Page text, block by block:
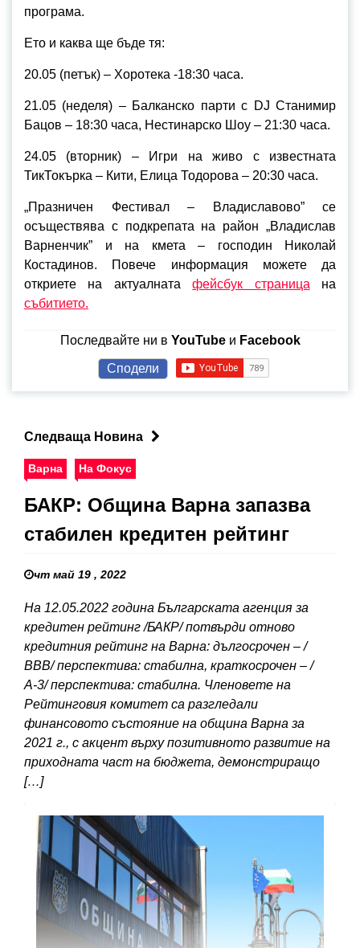
програма.
Ето и каква ще бъде тя:
20.05 (петък) – Хоротека -18:30 часа.
21.05 (неделя) – Балканско парти с DJ Станимир
Бацов – 18:30 часа, Нестинарско Шоу – 21:30 часа.
24.05 (вторник) – Игри на живо с известната
ТикТокърка – Кити, Елица Тодорова – 20:30 часа.
„Празничен Фестивал – Владиславово” се
осъществява с подкрепата на район „Владислав
Варненчик” и на кмета – господин Николай
Костадинов. Повече информация можете да
откриете на актуалнатафейсбук страница на
събитието.
Последвайте ни в YouTubeи Facebook
Сподели
Следваща Новина
Варна На Фокус
БАКР: Община Варна запазва
стабилен кредитен рейтинг
чт май 19 , 2022
На 12.05.2022 година Българската агенция за
кредитен рейтинг /БАКР/ потвърди отново
кредитния рейтинг на Варна: дългосрочен – /
ВВВ/ перспектива: стабилна, краткосрочен – /
А-3/ перспектива: стабилна. Членовете на
Рейтинговия комитет са разгледали
финансовото състояние на община Варна за
2021 г., с акцент върху позитивното развитие на
приходната част на бюджета, демонстриращо
[…]